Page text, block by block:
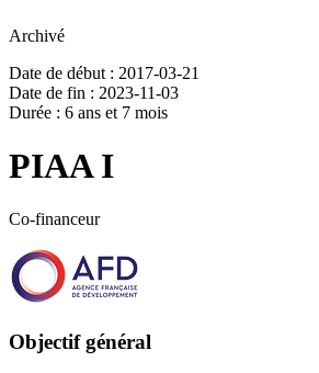
Archivé
Date de début : 2017-03-21
Date de fin : 2023-11-03
Durée : 6 ans et 7 mois
PIAA I
Co-financeur
Objectif général